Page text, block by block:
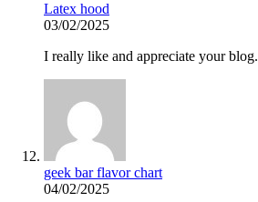
Latex hood
03/02/2025
I really like and appreciate your blog.
geek bar flavor chart
04/02/2025